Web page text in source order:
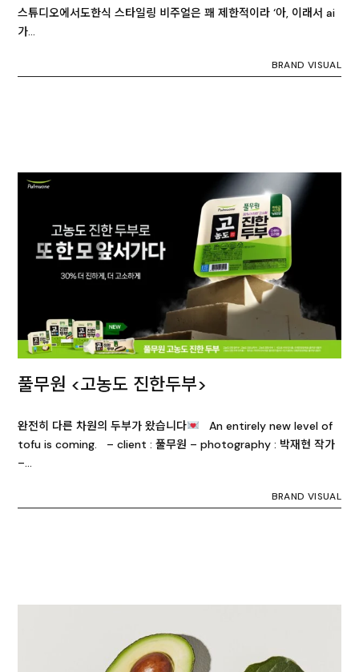
스튜디오에서도한식 스타일링 비주얼은 꽤 제한적이라 ‘아, 이래서 ai
가…
BRAND VISUAL
풀무원 <고농도 진한두부>
완전히 다른 차원의 두부가 왔습니다
An entirely new level of
tofu is coming. – client : 풀무원 – photography : 박재현 작가
–…
BRAND VISUAL